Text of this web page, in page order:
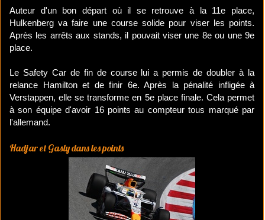
Auteur d'un bon départ où il se retrouve à la 11e place,
Hulkenberg va faire une course solide pour viser les points.
Après les arrêts aux stands, il pouvait viser une 8e ou une 9e
place.
Le Safety Car de fin de course lui a permis de doubler à la
relance Hamilton et de finir 6e. Après la pénalité infligée à
Verstappen, elle se transforme en 5e place finale. Cela permet
à son équipe d'avoir 16 points au compteur tous marqué par
l'allemand.
Hadjar et Gasly dans les points